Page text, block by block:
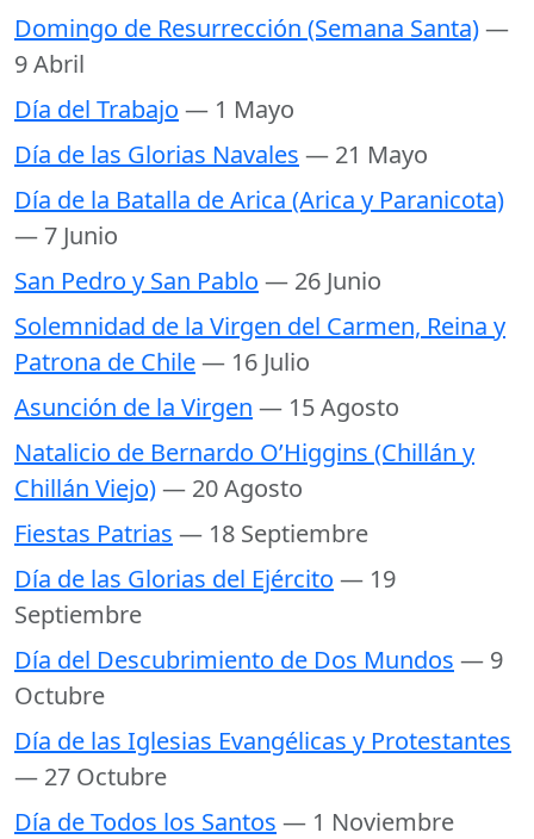
Domingo de Resurrección (Semana Santa)—
9 Abril
Día del Trabajo — 1 Mayo
Día de las Glorias Navales — 21 Mayo
Día de la Batalla de Arica (Arica y Paranicota)
— 7 Junio
San Pedro y San Pablo — 26 Junio
Solemnidad de la Virgen del Carmen, Reina y
Patrona de Chile— 16 Julio
Asunción de la Virgen — 15 Agosto
Natalicio de Bernardo O’Higgins (Chillán y
Chillán Viejo)— 20 Agosto
Fiestas Patrias — 18 Septiembre
Día de las Glorias del Ejército — 19
Septiembre
Día del Descubrimiento de Dos Mundos — 9
Octubre
Día de las Iglesias Evangélicas y Protestantes
— 27 Octubre
Día de Todos los Santos — 1 Noviembre